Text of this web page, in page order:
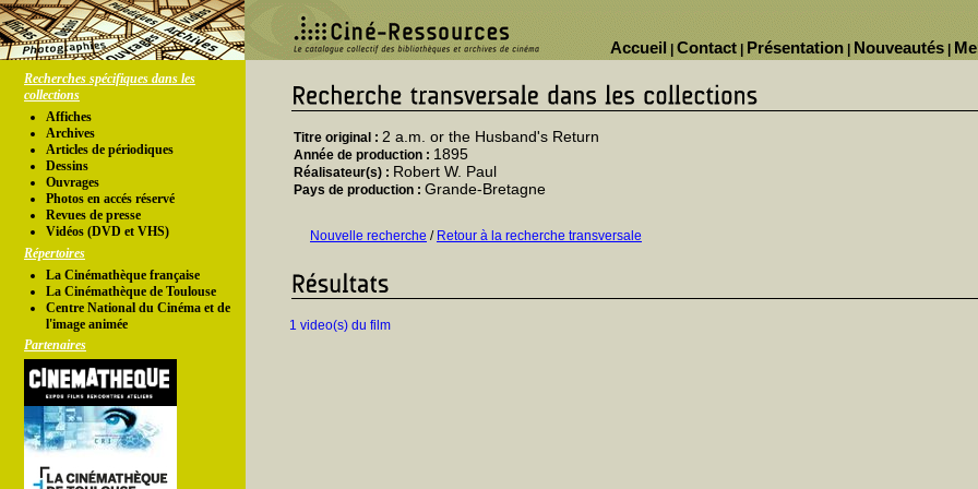
Nouveautés
Présentation
Contact
Accueil
Recherches spécifiques dans les
collections
Affiches
Archives
Articles de périodiques
Dessins
Ouvrages
Photos en accés réservé
Revues de presse
Vidéos (DVD et VHS)
Répertoires
La Cinémathèque française
La Cinémathèque de Toulouse
Centre National du Cinéma et de
l'image animée
Partenaires
Titre original : 2 a.m. or the Husband's Return
Année de production : 1895
Réalisateur(s) : Robert W. Paul
Pays de production : Grande-Bretagne
Nouvelle recherche / Retour à la recherche transversale
1 video(s) du film